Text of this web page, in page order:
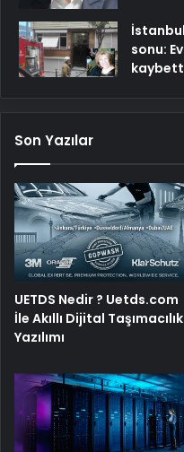
İstanbul
sonu:
Son Yazılar
UETDS Nedir ? Uetds.com
İle Akıllı Dijital Taşımacılık
Yazılımı